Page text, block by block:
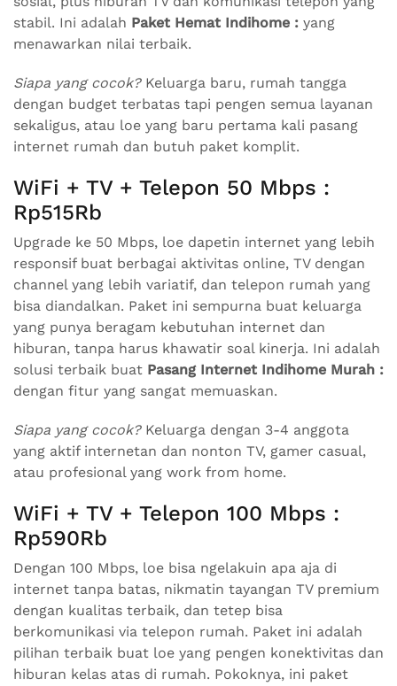
stabil. Ini adalah Paket Hemat Indihome : yang
menawarkan nilai terbaik.
Siapa yang cocok?Keluarga baru, rumah tangga
dengan budget terbatas tapi pengen semua layanan
sekaligus, atau loe yang baru pertama kali pasang
internet rumah dan butuh paket komplit.
WiFi + TV + Telepon 50 Mbps :
Rp515Rb
Upgrade ke 50 Mbps, loe dapetin internet yang lebih
responsif buat berbagai aktivitas online, TV dengan
channel yang lebih variatif, dan telepon rumah yang
bisa diandalkan. Paket ini sempurna buat keluarga
yang punya beragam kebutuhan internet dan
hiburan, tanpa harus khawatir soal kinerja. Ini adalah
solusi terbaik buat Pasang Internet Indihome Murah :
dengan fitur yang sangat memuaskan.
Siapa yang cocok?Keluarga dengan 3-4 anggota
yang aktif internetan dan nonton TV, gamer casual,
atau profesional yang work from home.
WiFi + TV + Telepon 100 Mbps :
Rp590Rb
Dengan 100 Mbps, loe bisa ngelakuin apa aja di
internet tanpa batas, nikmatin tayangan TV premium
dengan kualitas terbaik, dan tetep bisa
berkomunikasi via telepon rumah. Paket ini adalah
pilihan terbaik buat loe yang pengen konektivitas dan
hiburan kelas atas di rumah. Pokoknya, ini paket